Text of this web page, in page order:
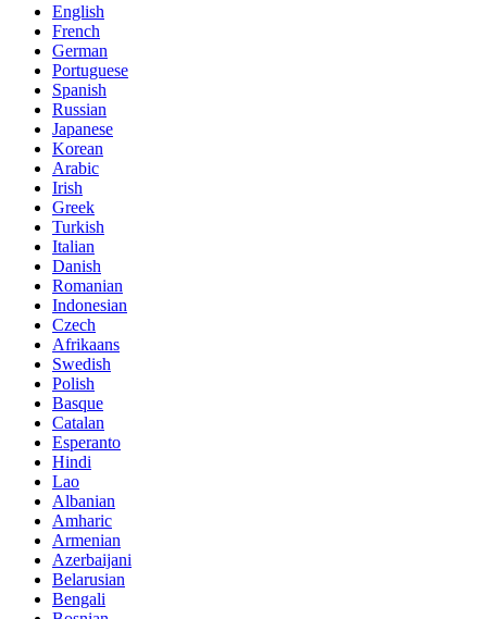
English
French
German
Portuguese
Spanish
Russian
Japanese
Korean
Arabic
Irish
Greek
Turkish
Italian
Danish
Romanian
Indonesian
Czech
Afrikaans
Swedish
Polish
Basque
Catalan
Esperanto
Hindi
Lao
Albanian
Amharic
Armenian
Azerbaijani
Belarusian
Bengali